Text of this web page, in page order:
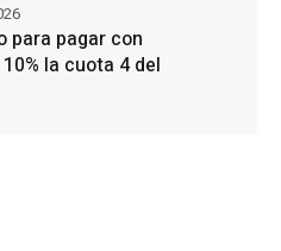
para pagar con
la cuota 4 del